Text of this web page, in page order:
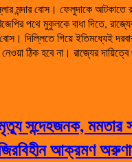
মন্দার বোস। ফেলুদাকে আটকাতে
পথে মুকুলকে বাধা দিতে,
দিল্লিতে গিয়ে ইতিমধ্যেই
ঠিক হবে না। রাজ্যের দায়িত্বে
সন্দেহজনক, মমতার
আক্রমণ